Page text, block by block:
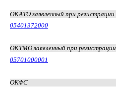
ОКАТО заявленный при регистрации
05401372000
ОКТМО заявленный при регистрации
05701000001
ОКФС